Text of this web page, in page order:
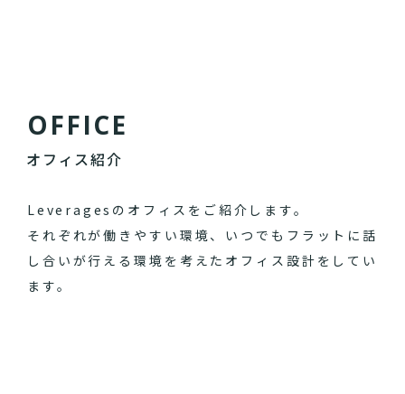
OFFICE
オフィス紹介
Leveragesのオフィスをご紹介します。
それぞれが働きやすい環境、いつでもフラットに話
し合いが行える環境を考えたオフィス設計をしてい
ます。